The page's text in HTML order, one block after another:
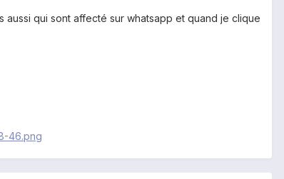
qui sont affecté sur whatsapp et quand je clique
46.png